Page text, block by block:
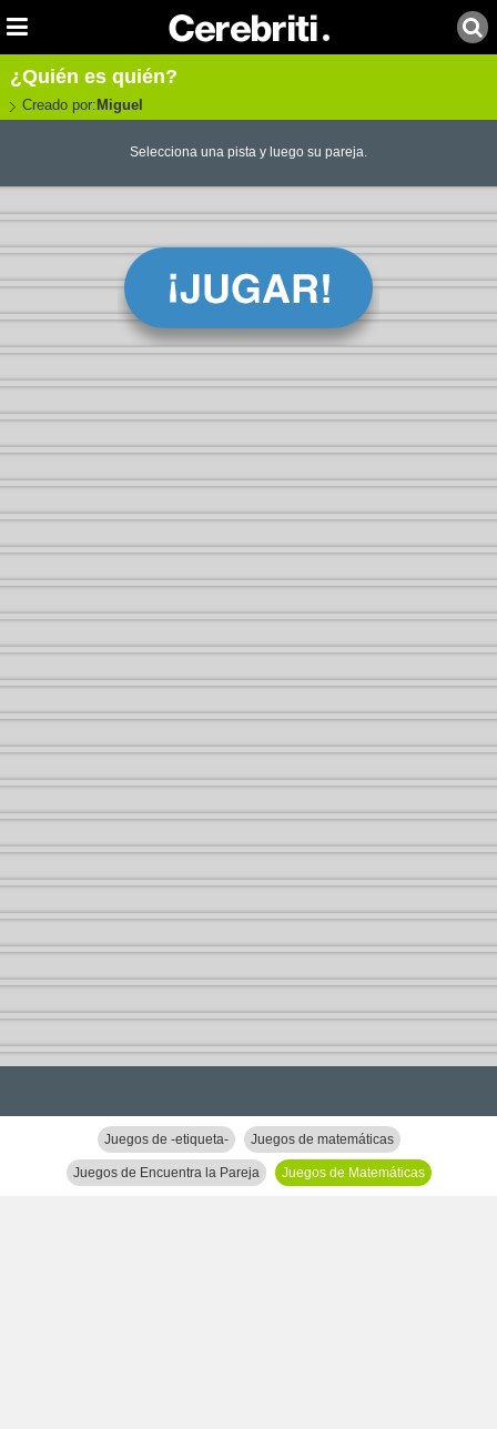
¿Quién es quién?
Creado por: Miguel
Selecciona una pista y luego su pareja.
Juegos de -etiqueta- Juegos de matemáticas
Juegos de Encuentra la Pareja Juegos de Matemáticas